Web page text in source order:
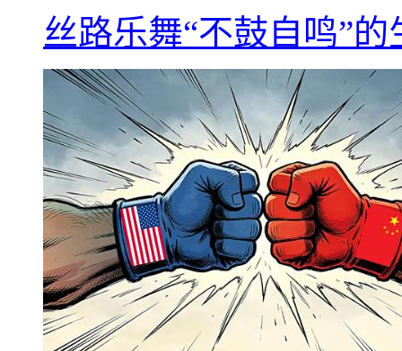
丝路乐舞“不鼓自鸣”